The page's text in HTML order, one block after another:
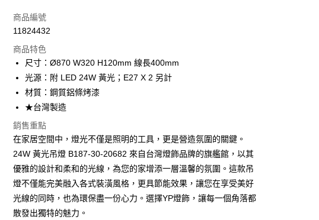
信用卡一次付款
Apple Pay
街口支付
悠遊付
Google Pay
AFTEE先享後付
相關說明
【關於「AFTEE先享後付」】
AFTEE先享後付是「在收到商品之後才付款」的支付方式。 讓您購物簡單
便利好安心！
ATM付款
商品編號
11824432
商品特色
尺寸：Ø870 W320 H120mm 線長400mm
光源：附 LED 24W 黃光；E27 X 2 另計
材質：鋼質鋁條烤漆
★台灣製造
銷售重點
在家居空間中，燈光不僅是照明的工具，更是營造氛圍的關鍵。
24W 黃光吊燈 B187-30-20682 來自台灣燈飾品牌的旗艦館，以其
優雅的設計和柔和的光線，為您的家增添一層溫馨的氛圍。這款吊
燈不僅能完美融入各式裝潢風格，更具節能效果，讓您在享受美好
光線的同時，也為環保盡一份心力。選擇YP燈飾，讓每一個角落都
散發出獨特的魅力。